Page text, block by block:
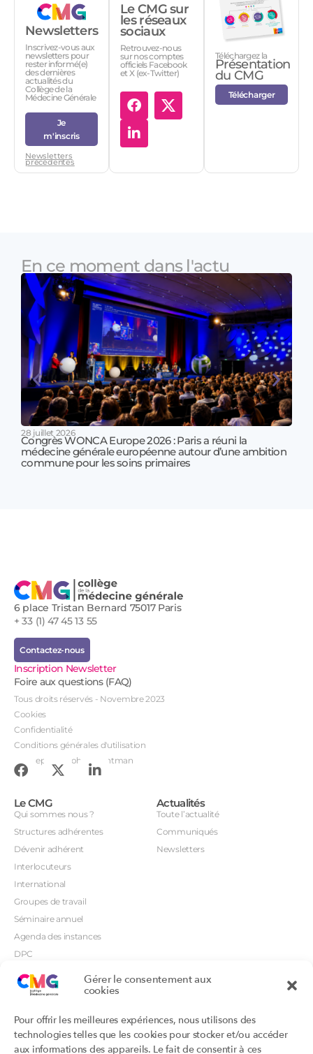
Gérer le consentement aux
cookies
Pour offrir les meilleures expériences, nous utilisons des
technologies telles que les cookies pour stocker et/ou accéder
aux informations des appareils. Le fait de consentir à ces
Newsletters
Inscrivez-vous aux
newsletters pour
rester informé(e)
des dernières
actualités du
Collège de la
Médecine Générale
Je
m'inscris
Newsletters
précédentes
Le CMG sur
les réseaux
sociaux
Retrouvez-nous
sur nos comptes
officiels Facebook
et X (ex-Twitter)
Téléchargez la
Présentation
du CMG
Télécharger
En ce moment dans l'actu
28 juillet 2026
Congrès WONCA Europe 2026 : Paris a réuni la
médecine générale européenne autour d’une ambition
commune pour les soins primaires
6 place Tristan Bernard 75017 Paris
+ 33 (1) 47 45 13 55
Contactez-nous
Inscription Newsletter
Foire aux questions (FAQ)
Tous droits réservés - Novembre 2023
Cookies
Confidentialité
Conditions générales d'utilisation
Conception : John Brightman
Le CMG
Qui sommes nous ?
Structures adhérentes
Dévenir adhérent
Interlocuteurs
International
Groupes de travail
Séminaire annuel
Agenda des instances
DPC
CSI
Orientations prioritaires
Actualités
Toute l’actualité
Communiqués
Newsletters
Productions
Productions du Collège
Productions des structures
Portails
Annuaire DU/DIU
Archimede.fr